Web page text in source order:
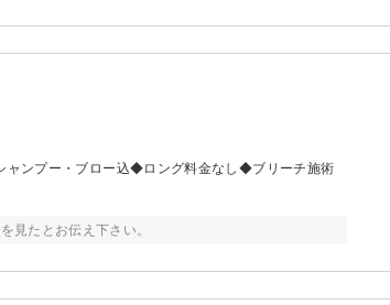
ンプー・ブロー込◆ロング料金なし◆ブリーチ施術
見たとお伝え下さい。